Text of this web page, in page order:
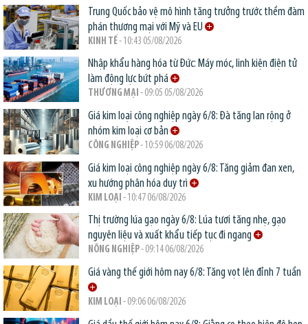
Trung Quốc bảo vệ mô hình tăng trưởng trước thềm đàm
phán thương mại với Mỹ và EU
KINH TẾ- 10:43 05/08/2026
Nhập khẩu hàng hóa từ Đức: Máy móc, linh kiện điện tử
làm động lực bứt phá
THƯƠNG MẠI - 09:05 05/08/2026
Giá kim loại công nghiệp ngày 6/8: Đà tăng lan rộng ở
nhóm kim loại cơ bản
CÔNG NGHIỆP- 10:59 06/08/2026
Giá kim loại công nghiệp ngày 6/8: Tăng giảm đan xen,
xu hướng phân hóa duy trì
KIM LOẠI - 10:47 06/08/2026
Thị trường lúa gạo ngày 6/8: Lúa tươi tăng nhẹ, gạo
nguyên liệu và xuất khẩu tiếp tục đi ngang
NÔNG NGHIỆP- 09:14 06/08/2026
Giá vàng thế giới hôm nay 6/8: Tăng vọt lên đỉnh 7 tuần
KIM LOẠI - 09:06 06/08/2026